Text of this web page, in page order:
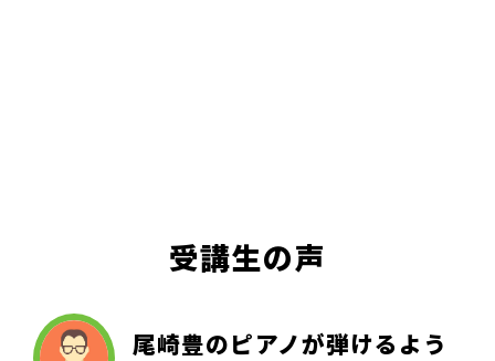
受講生の声
尾崎豊のピアノが弾けるよう